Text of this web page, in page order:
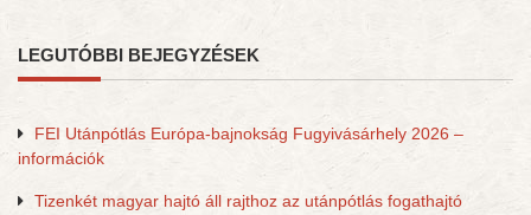
LEGUTÓBBI BEJEGYZÉSEK
FEI Utánpótlás Európa-bajnokság Fugyivásárhely 2026 –
információk
Tizenkét magyar hajtó áll rajthoz az utánpótlás fogathajtó